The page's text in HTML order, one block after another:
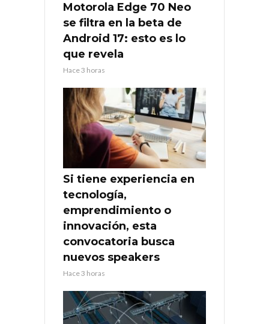
Motorola Edge 70 Neo
se filtra en la beta de
Android 17: esto es lo
que revela
Hace 3 horas
Si tiene experiencia en
tecnología,
emprendimiento o
innovación, esta
convocatoria busca
nuevos speakers
Hace 3 horas